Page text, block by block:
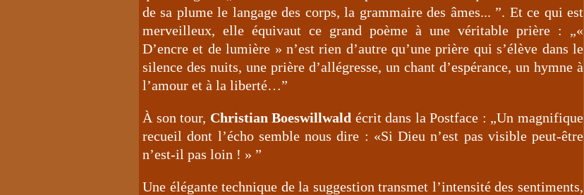
de sa plume le langage des corps, la grammaire des âmes... ”. Et ce qui est
merveilleux, elle équivaut ce grand poème à une véritable prière : „«
D’encre et de lumière » n’est rien d’autre qu’une prière qui s’élève dans le
silence des nuits, une prière d’allégresse, un chant d’espérance, un hymne à
l’amour et à la liberté…”
À son tour, Christian Boeswillwald écrit dans la Postface : „Un magnifique
recueil dont l’écho semble nous dire : «Si Dieu n’est pas visible peut-être
n’est-il pas loin ! » ”
Une élégante technique de la suggestion transmet l’intensité des sentiments,